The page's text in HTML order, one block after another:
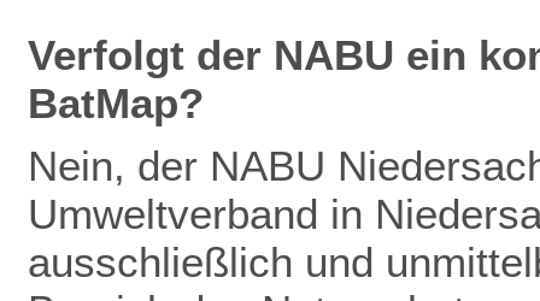
Verfolgt der NABU ein
BatMap?
Nein, der NABU
Umweltverband in
ausschließlich und